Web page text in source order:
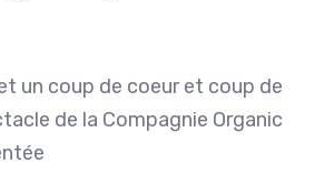
un coup de coeur et coup de
de la Compagnie Organic